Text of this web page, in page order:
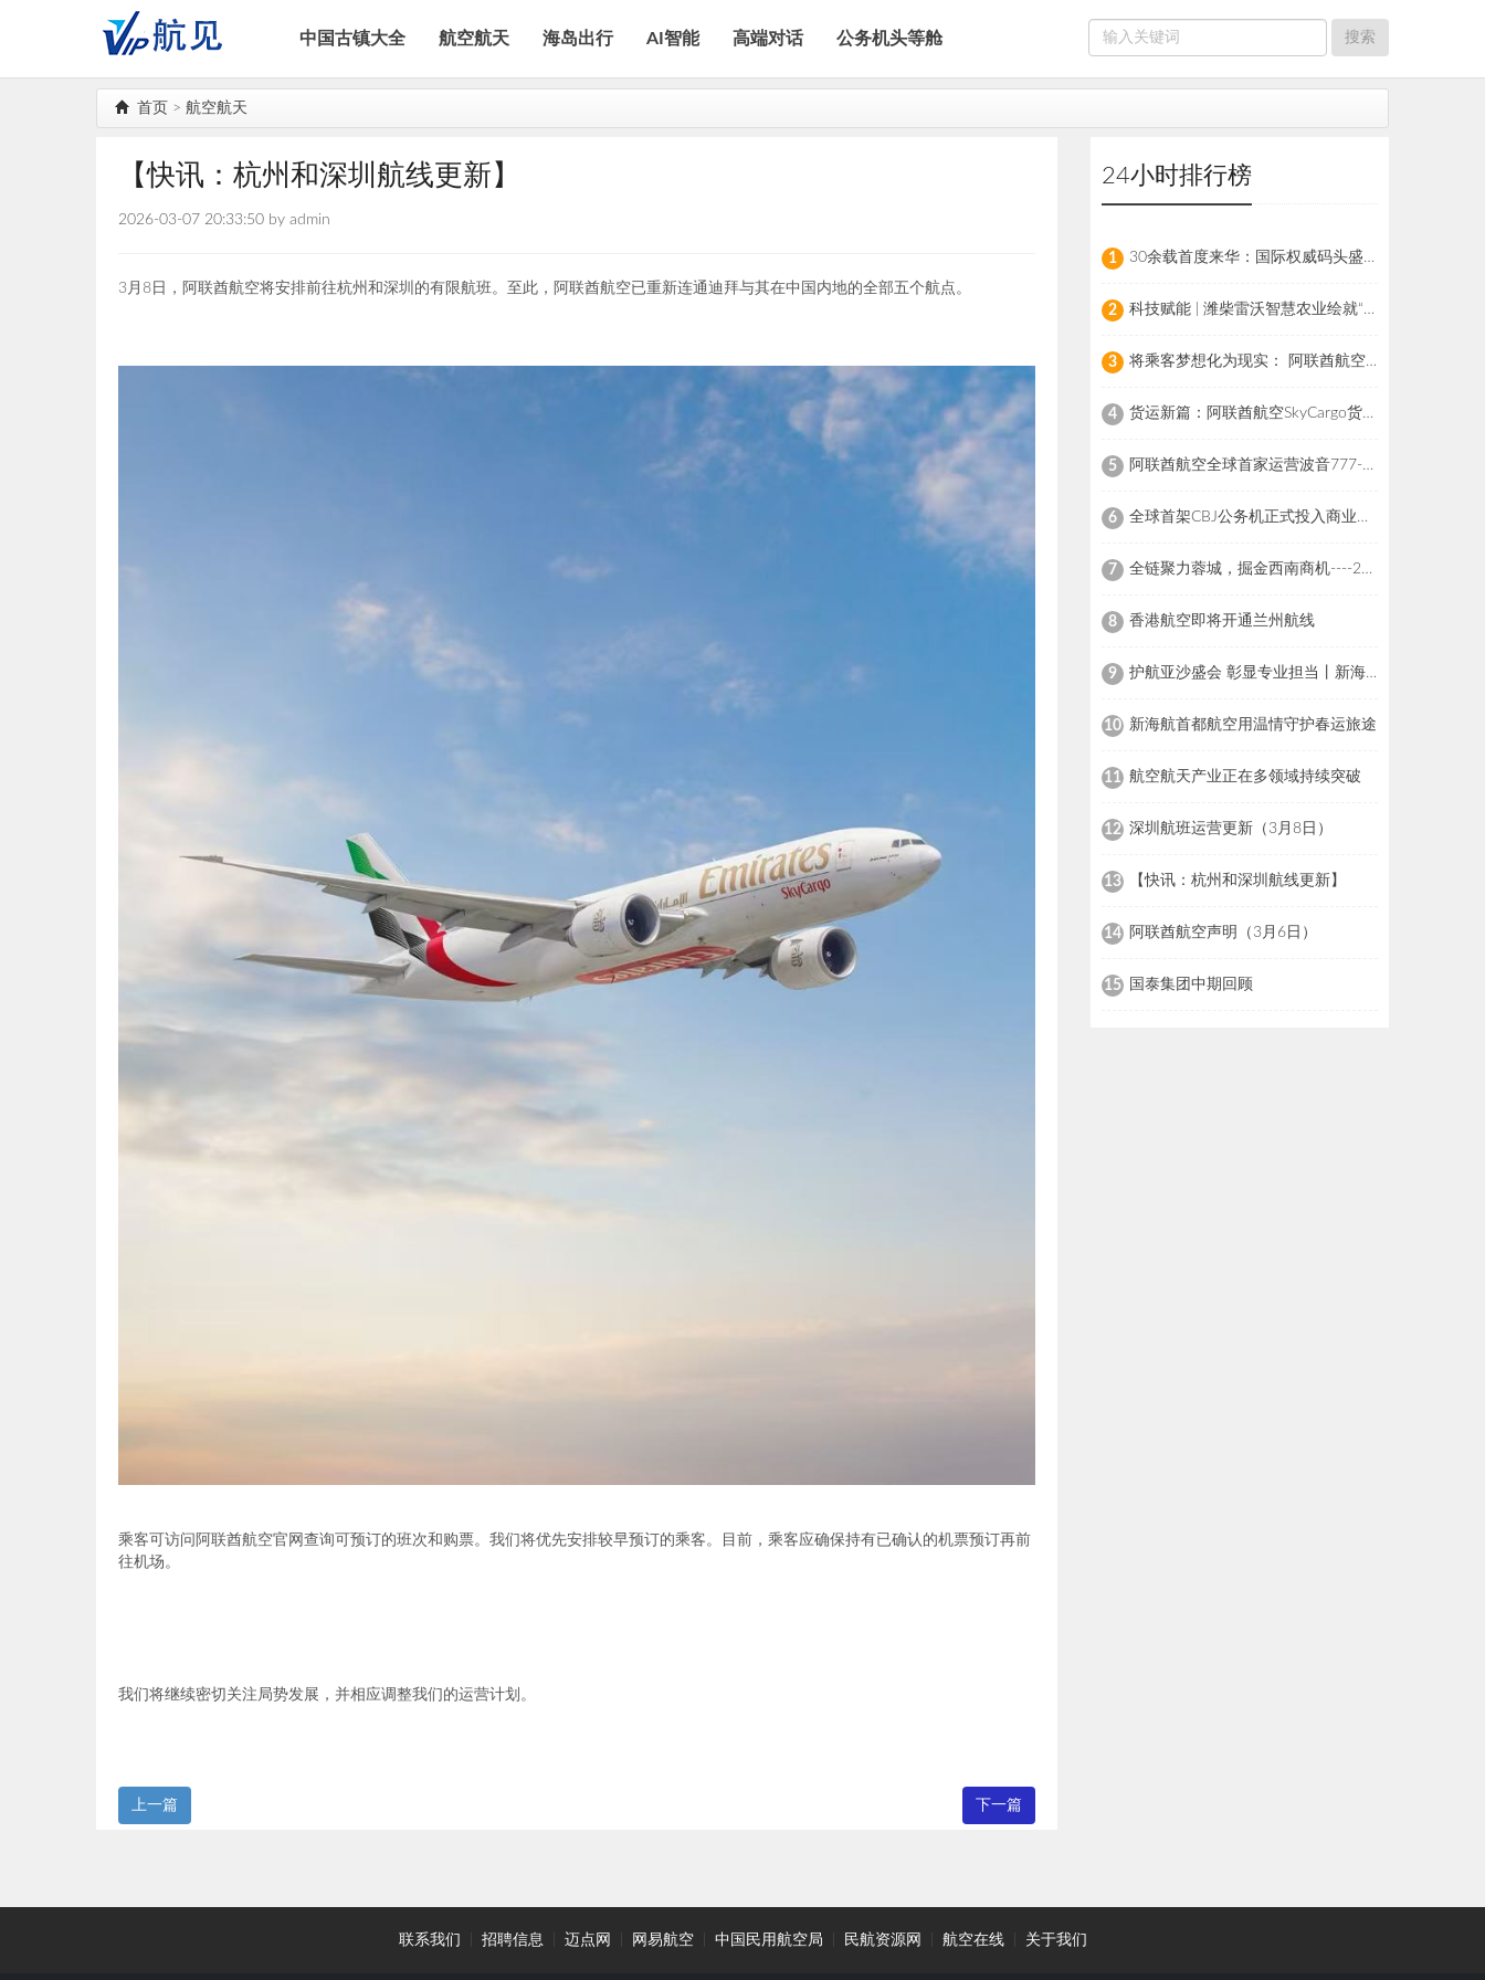
中国古镇大全 航空航天 海岛出行 AI智能 高端对话 公务机头等舱
首页 > 航空航天
【快讯：杭州和深圳航线更新】
2026-03-07 20:33:50 by admin
3月8日，阿联酋航空将安排前往杭州和深圳的有限航班。至此，阿联酋航空已重新连通迪拜与其在中国内地的全部五个航点。
乘客可访问阿联酋航空官网查询可预订的班次和购票。我们将优先安排较早预订的乘客。目前，乘客应确保持有已确认的机票预订再前
往机场。
我们将继续密切关注局势发展，并相应调整我们的运营计划。
上一篇 下一篇
24小时排行榜
1 30余载首度来华：国际权威码头盛会落子上海，早鸟票与全球招商同步启幕
2 科技赋能 | 潍柴雷沃智慧农业绘就“塞外粮仓”好丰光
3 将乘客梦想化为现实： 阿联酋航空全球首推“U-Dream头枕” 重新定义经济舱飞行体验
4 货运新篇：阿联酋航空SkyCargo货运部启用波音777-300ER“客改货”新机型
5 阿联酋航空全球首家运营波音777-300ERSF客机改装版货机
6 全球首架CBJ公务机正式投入商业运营 新海航金鹿公务助力中国公务航空迈入新阶段
7 全链聚力蓉城，掘金西南商机----2026HOTELEX成都国际酒店用品及餐饮博览会将于7月亮相
8 香港航空即将开通兰州航线
9 护航亚沙盛会 彰显专业担当丨新海航金鹿公务三亚FBO圆满完成亚沙会公务机航班保障任务
10 新海航首都航空用温情守护春运旅途
11 航空航天产业正在多领域持续突破
12 深圳航班运营更新（3月8日）
13 【快讯：杭州和深圳航线更新】
14 阿联酋航空声明（3月6日）
15 国泰集团中期回顾
联系我们 招聘信息 迈点网 网易航空 中国民用航空局 民航资源网 航空在线 关于我们